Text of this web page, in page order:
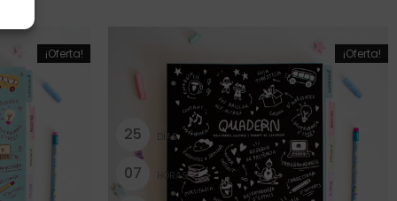
¡Oferta! ¡Oferta!
25 DÍAS
07 HORAS